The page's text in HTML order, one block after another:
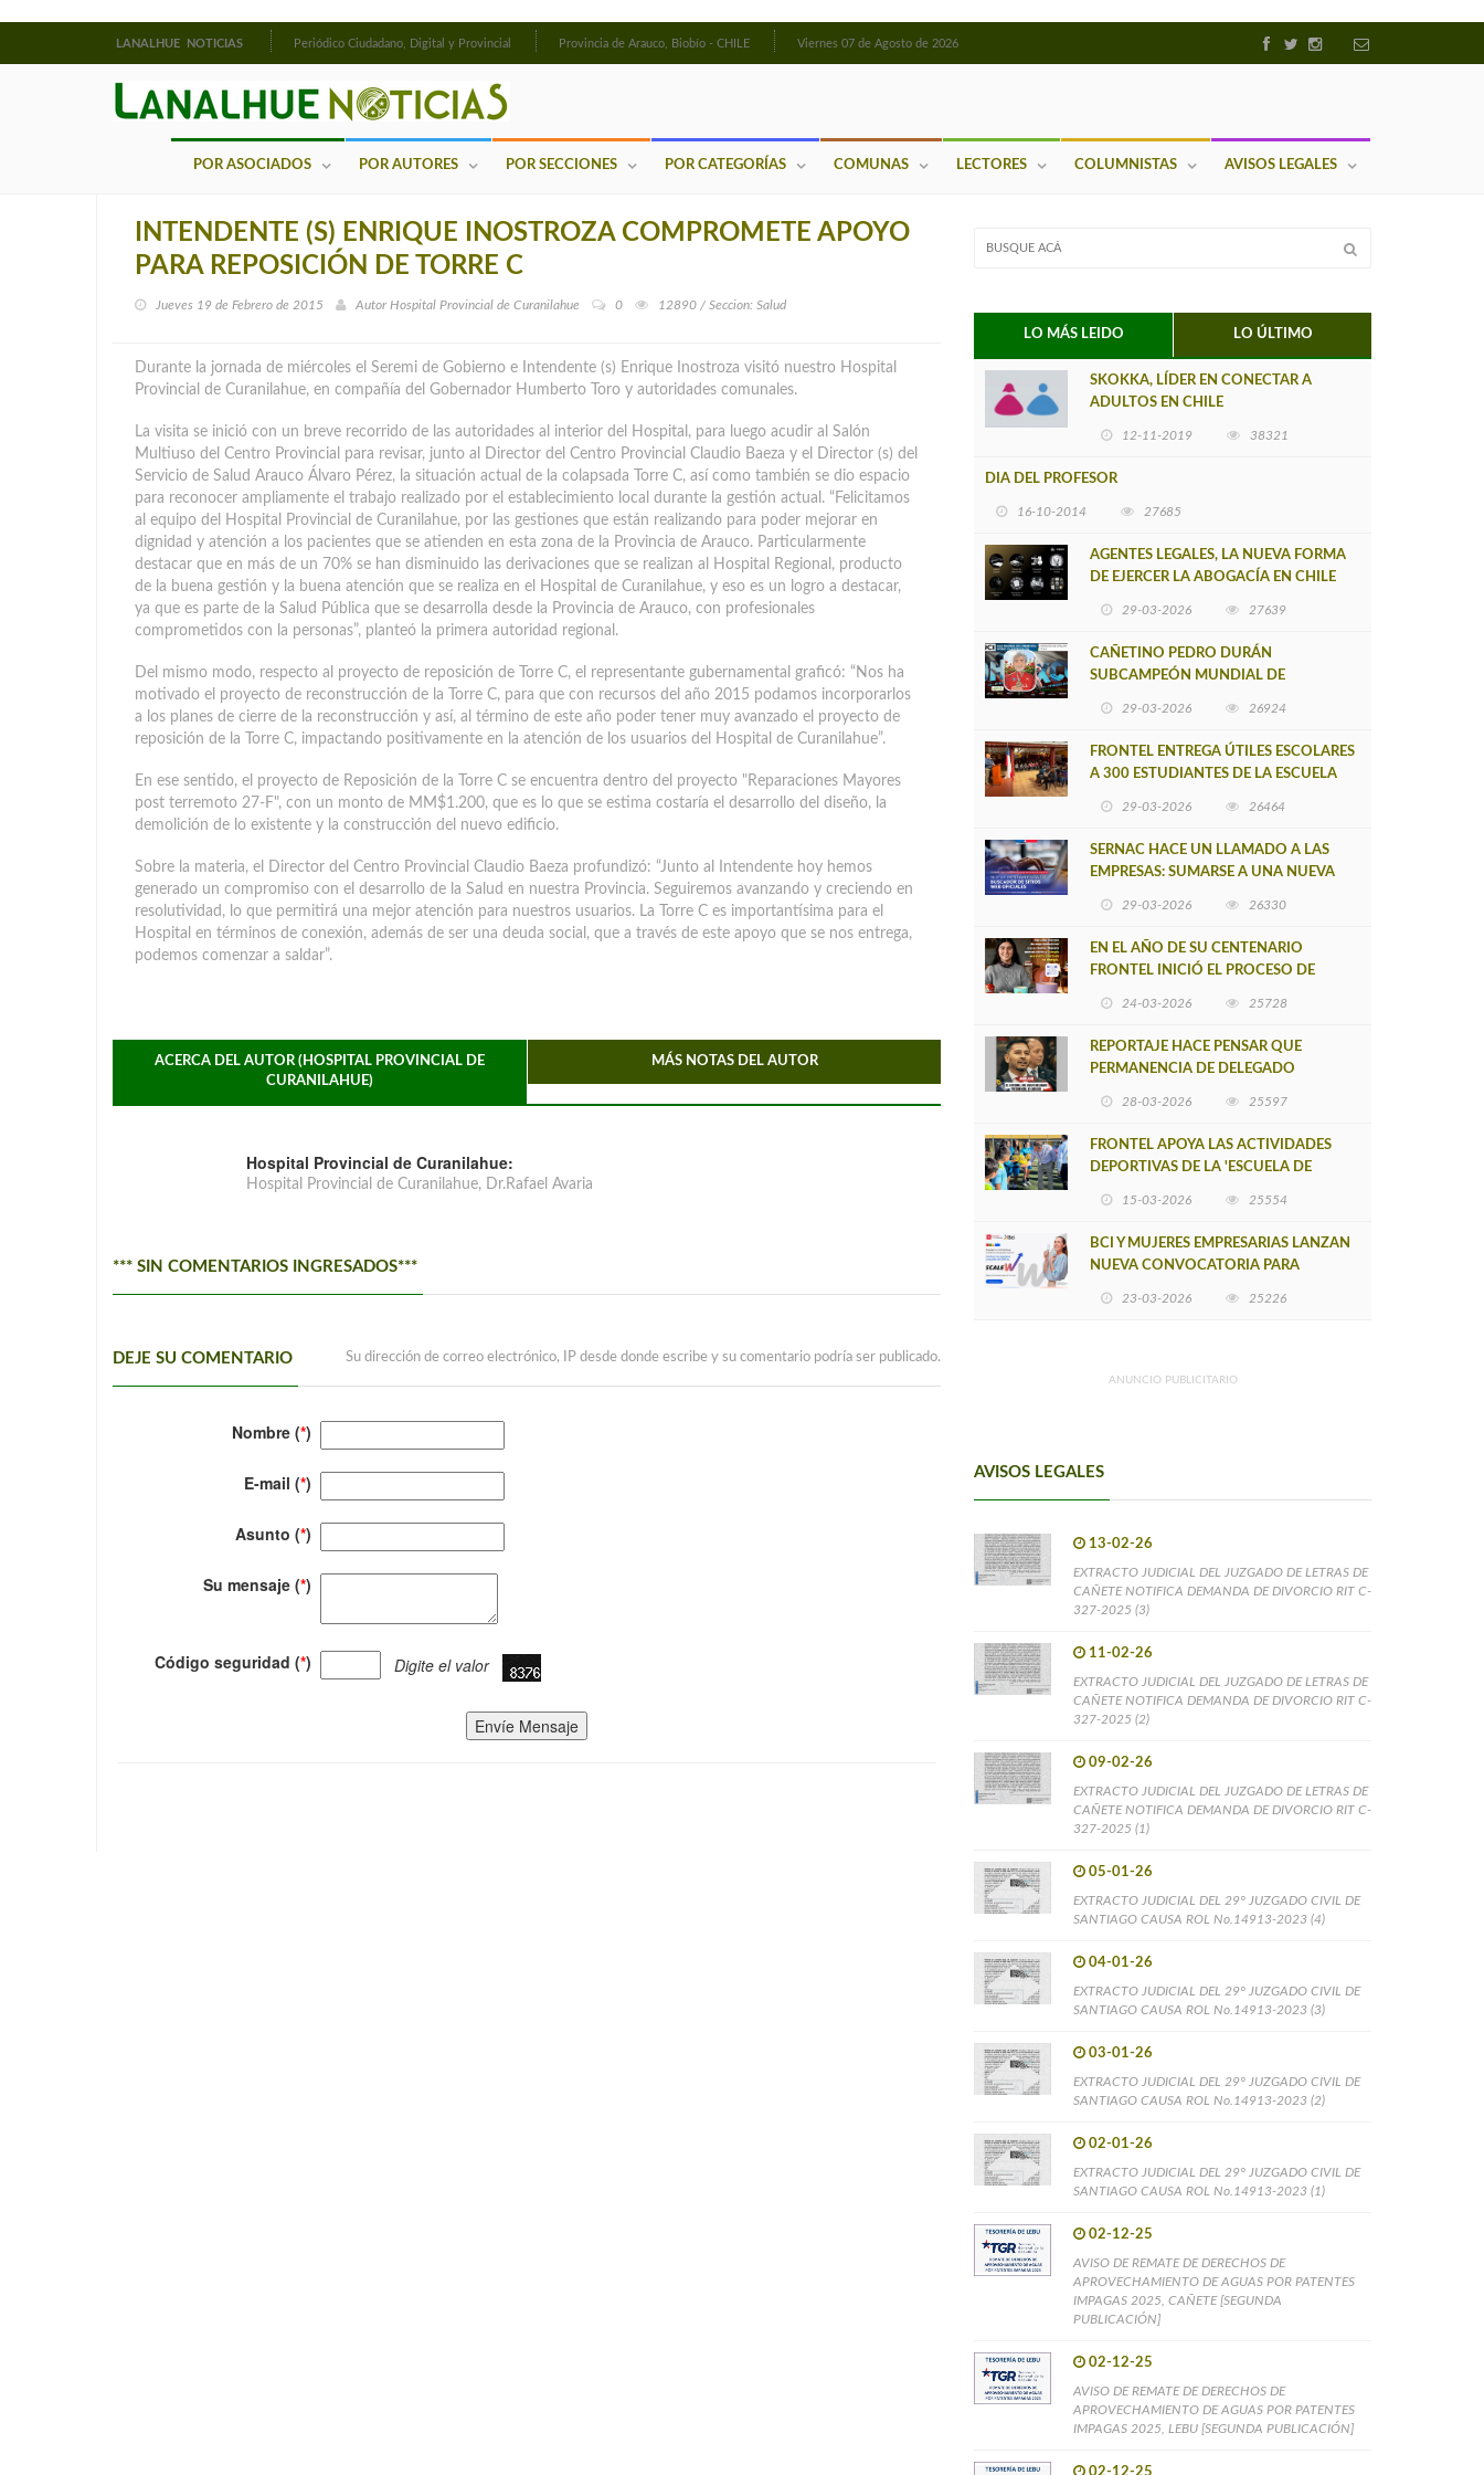
LANALHUE NOTICIAS Periódico Ciudadano, Digital y Provincial Provincia de Arauco, Biobío - CHILE Viernes 07 de Agosto de 2026
POR ASOCIADOS POR AUTORES POR SECCIONES POR CATEGORÍAS COMUNAS LECTORES COLUMNISTAS AVISOS LEGALES
INTENDENTE (S) ENRIQUE INOSTROZA COMPROMETE APOYO
PARA REPOSICIÓN DE TORRE C
Jueves 19 de Febrero de 2015 Autor Hospital Provincial de Curanilahue 0 12890 / Seccion: Salud
Durante la jornada de miércoles el Seremi de Gobierno e Intendente (s) Enrique Inostroza visitó nuestro Hospital
Provincial de Curanilahue, en compañía del Gobernador Humberto Toro y autoridades comunales.
La visita se inició con un breve recorrido de las autoridades al interior del Hospital, para luego acudir al Salón
Multiuso del Centro Provincial para revisar, junto al Director del Centro Provincial Claudio Baeza y el Director (s) del
Servicio de Salud Arauco Álvaro Pérez, la situación actual de la colapsada Torre C, así como también se dio espacio
para reconocer ampliamente el trabajo realizado por el establecimiento local durante la gestión actual. “Felicitamos
al equipo del Hospital Provincial de Curanilahue, por las gestiones que están realizando para poder mejorar en
dignidad y atención a los pacientes que se atienden en esta zona de la Provincia de Arauco. Particularmente
destacar que en más de un 70% se han disminuido las derivaciones que se realizan al Hospital Regional, producto
de la buena gestión y la buena atención que se realiza en el Hospital de Curanilahue, y eso es un logro a destacar,
ya que es parte de la Salud Pública que se desarrolla desde la Provincia de Arauco, con profesionales
comprometidos con la personas”, planteó la primera autoridad regional.
Del mismo modo, respecto al proyecto de reposición de Torre C, el representante gubernamental graficó: “Nos ha
motivado el proyecto de reconstrucción de la Torre C, para que con recursos del año 2015 podamos incorporarlos
a los planes de cierre de la reconstrucción y así, al término de este año poder tener muy avanzado el proyecto de
reposición de la Torre C, impactando positivamente en la atención de los usuarios del Hospital de Curanilahue”.
En ese sentido, el proyecto de Reposición de la Torre C se encuentra dentro del proyecto "Reparaciones Mayores
post terremoto 27-F", con un monto de MM$1.200, que es lo que se estima costaría el desarrollo del diseño, la
demolición de lo existente y la construcción del nuevo edificio.
Sobre la materia, el Director del Centro Provincial Claudio Baeza profundizó: “Junto al Intendente hoy hemos
generado un compromiso con el desarrollo de la Salud en nuestra Provincia. Seguiremos avanzando y creciendo en
resolutividad, lo que permitirá una mejor atención para nuestros usuarios. La Torre C es importantísima para el
Hospital en términos de conexión, además de ser una deuda social, que a través de este apoyo que se nos entrega,
podemos comenzar a saldar”.
ACERCA DEL AUTOR (HOSPITAL PROVINCIAL DE
CURANILAHUE)
MÁS NOTAS DEL AUTOR
Hospital Provincial de Curanilahue:
Hospital Provincial de Curanilahue, Dr.Rafael Avaria
*** SIN COMENTARIOS INGRESADOS***
DEJE SU COMENTARIO Su dirección de correo electrónico, IP desde donde escribe y su comentario podría ser publicado.
Nombre (*)
E-mail (*)
Asunto (*)
Su mensaje (*)
Código seguridad (*) Digite el valor
Envíe Mensaje
LO MÁS LEIDO LO ÚLTIMO
SKOKKA, LÍDER EN CONECTAR A
ADULTOS EN CHILE
12-11-2019 38321
DIA DEL PROFESOR
16-10-2014 27685
AGENTES LEGALES, LA NUEVA FORMA
DE EJERCER LA ABOGACÍA EN CHILE
29-03-2026 27639
CAÑETINO PEDRO DURÁN
SUBCAMPEÓN MUNDIAL DE
29-03-2026 26924
FRONTEL ENTREGA ÚTILES ESCOLARES
A 300 ESTUDIANTES DE LA ESCUELA
29-03-2026 26464
SERNAC HACE UN LLAMADO A LAS
EMPRESAS: SUMARSE A UNA NUEVA
29-03-2026 26330
EN EL AÑO DE SU CENTENARIO
FRONTEL INICIÓ EL PROCESO DE
24-03-2026 25728
REPORTAJE HACE PENSAR QUE
PERMANENCIA DE DELEGADO
28-03-2026 25597
FRONTEL APOYA LAS ACTIVIDADES
DEPORTIVAS DE LA 'ESCUELA DE
15-03-2026 25554
BCI Y MUJERES EMPRESARIAS LANZAN
NUEVA CONVOCATORIA PARA
23-03-2026 25226
ANUNCIO PUBLICITARIO
AVISOS LEGALES
13-02-26
EXTRACTO JUDICIAL DEL JUZGADO DE LETRAS DE
CAÑETE NOTIFICA DEMANDA DE DIVORCIO RIT C-
327-2025 (3)
11-02-26
EXTRACTO JUDICIAL DEL JUZGADO DE LETRAS DE
CAÑETE NOTIFICA DEMANDA DE DIVORCIO RIT C-
327-2025 (2)
09-02-26
EXTRACTO JUDICIAL DEL JUZGADO DE LETRAS DE
CAÑETE NOTIFICA DEMANDA DE DIVORCIO RIT C-
327-2025 (1)
05-01-26
EXTRACTO JUDICIAL DEL 29° JUZGADO CIVIL DE
SANTIAGO CAUSA ROL No.14913-2023 (4)
04-01-26
EXTRACTO JUDICIAL DEL 29° JUZGADO CIVIL DE
SANTIAGO CAUSA ROL No.14913-2023 (3)
03-01-26
EXTRACTO JUDICIAL DEL 29° JUZGADO CIVIL DE
SANTIAGO CAUSA ROL No.14913-2023 (2)
02-01-26
EXTRACTO JUDICIAL DEL 29° JUZGADO CIVIL DE
SANTIAGO CAUSA ROL No.14913-2023 (1)
02-12-25
AVISO DE REMATE DE DERECHOS DE
APROVECHAMIENTO DE AGUAS POR PATENTES
IMPAGAS 2025, CAÑETE [SEGUNDA
PUBLICACIÓN]
02-12-25
AVISO DE REMATE DE DERECHOS DE
APROVECHAMIENTO DE AGUAS POR PATENTES
IMPAGAS 2025, LEBU [SEGUNDA PUBLICACIÓN]